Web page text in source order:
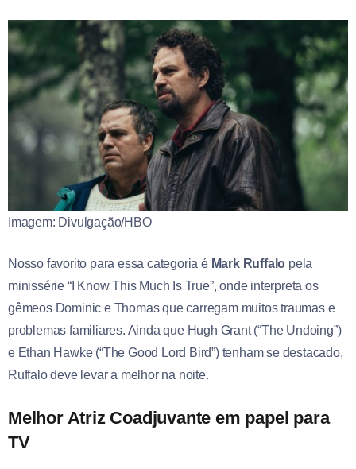
Imagem: Divulgação/HBO
Nosso favorito para essa categoria é Mark Ruffalo pela
minissérie “I Know This Much Is True”, onde interpreta os
gêmeos Dominic e Thomas que carregam muitos traumas e
problemas familiares. Ainda que Hugh Grant (“The Undoing”)
e Ethan Hawke (“The Good Lord Bird”) tenham se destacado,
Ruffalo deve levar a melhor na noite.
Melhor Atriz Coadjuvante em papel para
TV